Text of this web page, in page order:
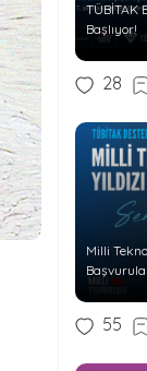
TÜBİTAK
Başlıyor!
28
Milli
55